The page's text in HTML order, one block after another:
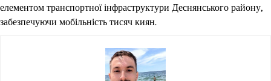
елементом транспортної інфраструктури Деснянського району,
забезпечуючи мобільність тисяч киян.